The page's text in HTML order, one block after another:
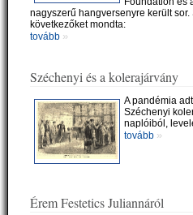
nagyszerű hangversenyre került
következőket mondta:
tovább »
Széchenyi és a kolerajárvány
A pandémia
Széchenyi
naplóiból,
tovább »
Érem Festetics Juliannáról